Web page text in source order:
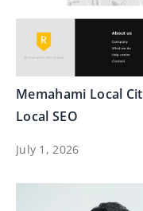
Memahami Local
Local SEO
July 1, 2026